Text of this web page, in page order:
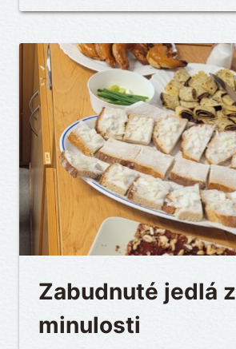
Zabudnuté jedlá z
minulosti